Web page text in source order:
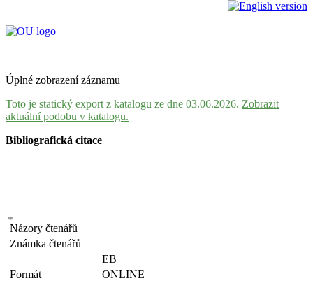
Úplné zobrazení záznamu
Toto je statický export z katalogu ze dne 03.06.2026. Zobrazit
aktuální podobu v katalogu.
Bibliografická citace
Názory čtenářů
Známka čtenářů
EB
Formát
ONLINE